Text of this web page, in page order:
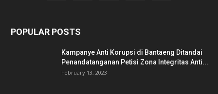
POPULAR POSTS
Kampanye Anti Korupsi di Bantaeng Ditandai
Penandatanganan Petisi Zona Integritas Anti...
February 13, 2023